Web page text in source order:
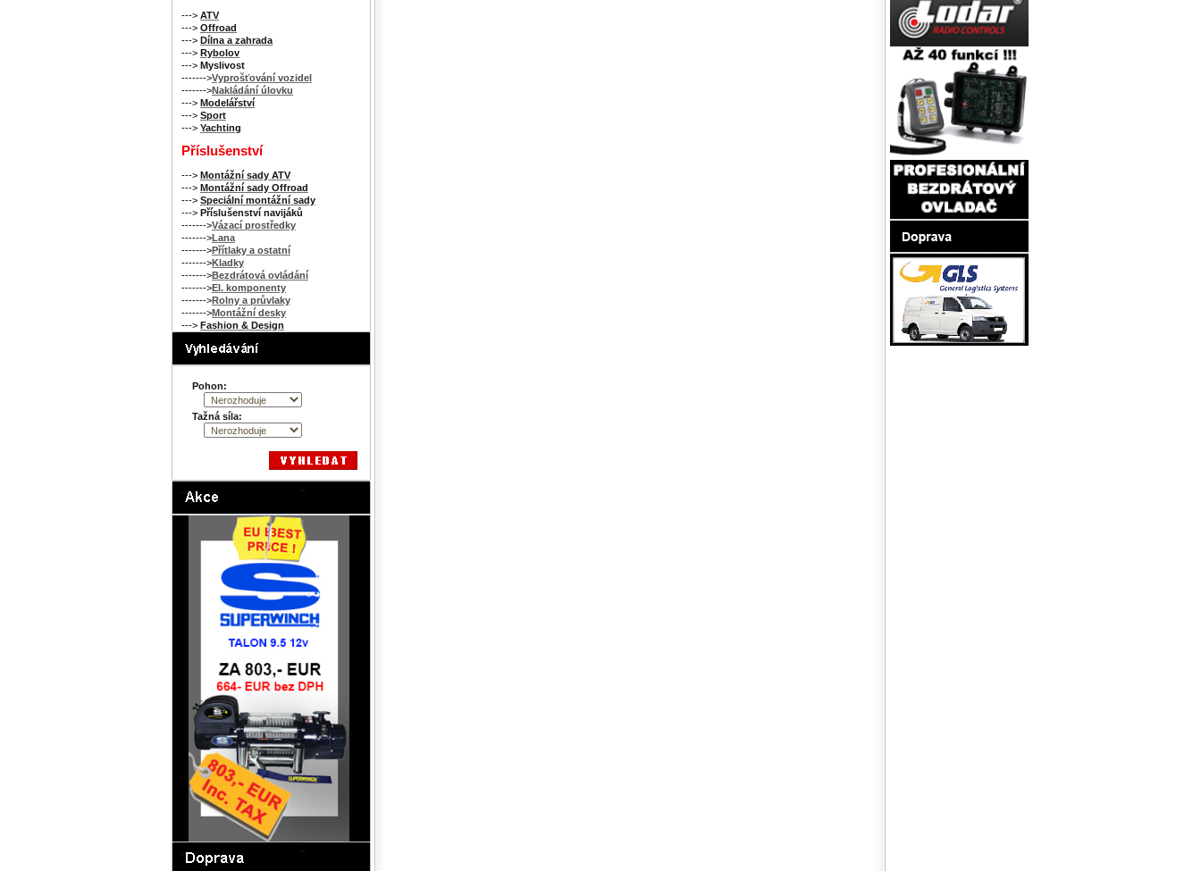
---> ATV
---> Offroad
---> Dílna a zahrada
---> Rybolov
---> Myslivost
------->Vyprošťování vozidel
------->Nakládání úlovku
---> Modelářství
---> Sport
---> Yachting
Příslušenství
---> Montážní sady ATV
---> Montážní sady Offroad
---> Speciální montážní sady
---> Příslušenství navijáků
------->Vázací prostředky
------->Lana
------->Přítlaky a ostatní
------->Kladky
------->Bezdrátová ovládání
------->El. komponenty
------->Rolny a průvlaky
------->Montážní desky
---> Fashion & Design
Pohon:
Tažná síla: